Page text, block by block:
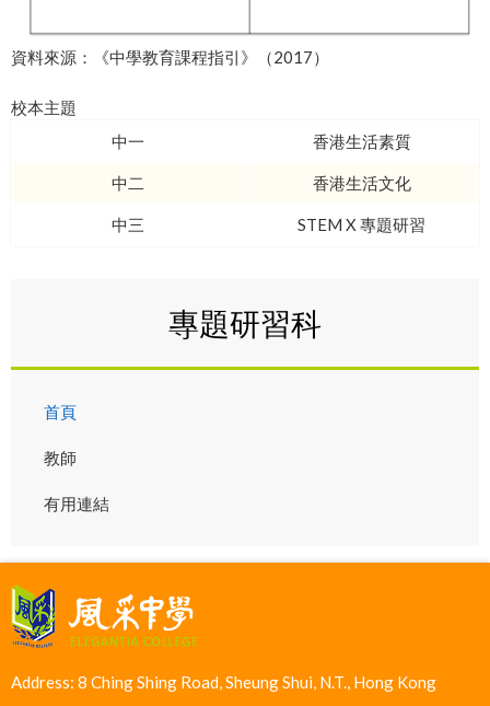
資料來源：《中學教育課程指引》（2017）
校本主題
中一
香港生活素質
中二 香港生活文化
中三 STEM X 專題研習
專題研習科
首頁
教師
有用連結
Address: 8 Ching Shing Road, Sheung Shui, N.T., Hong Kong